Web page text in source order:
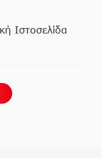
Ιστοσελίδα